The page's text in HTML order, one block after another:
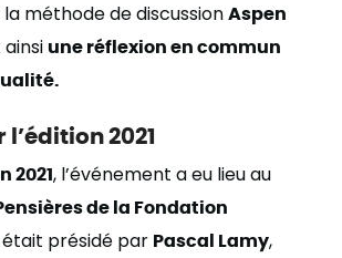
méthode de discussion Aspen
une réflexion en commun
l’édition 2021
2021, l’événement a eu lieu au
de la Fondation
était présidé par Pascal Lamy,